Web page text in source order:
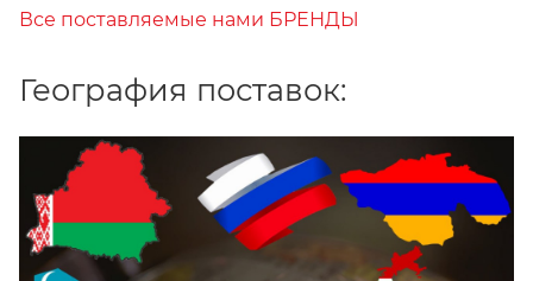
Все поставляемые нами БРЕНДЫ
География поставок: